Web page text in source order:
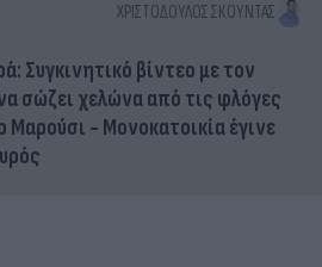
ΧΡΙΣΤΌΔΟΥΛΟΣ ΣΚΟΎΝΤΑΣ
Συγκινητικό βίντεο με τον
σώζει χελώνα από τις φλόγες
Μαρούσι - Μονοκατοικία έγινε